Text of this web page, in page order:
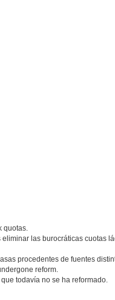
quotas.
las burocráticas cuotas
procedentes de fuentes
reform.
todavía no se ha reformado.